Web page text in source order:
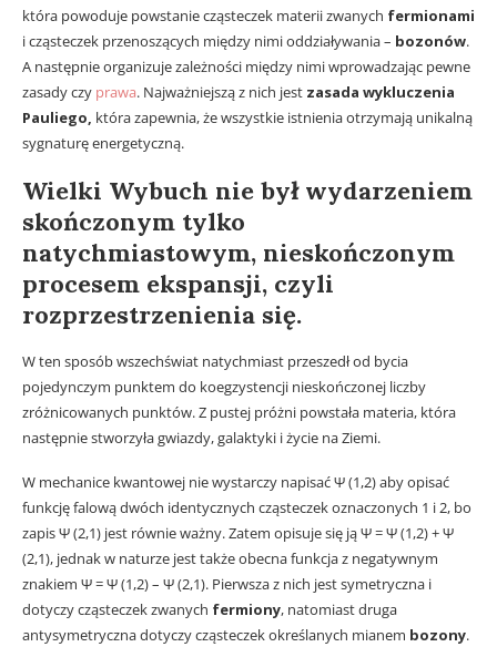
która powoduje powstanie cząsteczek materii zwanych fermionami
i cząsteczek przenoszących między nimi oddziaływania – bozonów.
A następnie organizuje zależności między nimi wprowadzając pewne
zasady czy prawa. Najważniejszą z nich jest zasada wykluczenia
Pauliego, która zapewnia, że wszystkie istnienia otrzymają unikalną
sygnaturę energetyczną.
Wielki Wybuch nie był wydarzeniem
skończonym tylko
natychmiastowym, nieskończonym
procesem ekspansji, czyli
rozprzestrzenienia się.
W ten sposób wszechświat natychmiast przeszedł od bycia
pojedynczym punktem do koegzystencji nieskończonej liczby
zróżnicowanych punktów. Z pustej próżni powstała materia, która
następnie stworzyła gwiazdy, galaktyki i życie na Ziemi.
W mechanice kwantowej nie wystarczy napisać Ψ (1,2) aby opisać
funkcję falową dwóch identycznych cząsteczek oznaczonych 1 i 2, bo
zapis Ψ (2,1) jest równie ważny. Zatem opisuje się ją Ψ = Ψ (1,2) + Ψ
(2,1), jednak w naturze jest także obecna funkcja z negatywnym
znakiem Ψ = Ψ (1,2) – Ψ (2,1). Pierwsza z nich jest symetryczna i
dotyczy cząsteczek zwanych fermiony, natomiast druga
antysymetryczna dotyczy cząsteczek określanych mianem bozony.